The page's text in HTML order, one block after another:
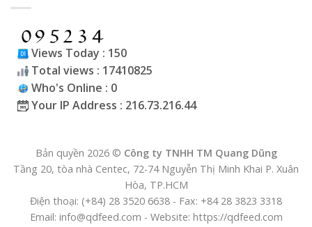
Views Today : 150
Total views : 17410825
Who's Online : 0
Your IP Address : 216.73.216.44
Bản quyền 2026 © Công ty TNHH TM Quang Dũng
Tầng 20, tòa nhà Centec, 72-74 Nguyễn Thị Minh Khai P. Xuân
Hòa, TP.HCM
Điện thoại: (+84) 28 3520 6638 - Fax: +84 28 3823 3318
Email: info@qdfeed.com - Website: https://qdfeed.com